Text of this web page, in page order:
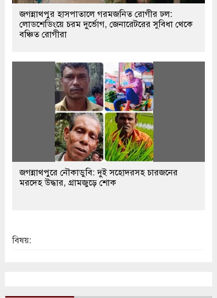
জগন্নাথপুর হাসপাতালে গরমজনিত রোগীর ঢল:
লোডশেডিংয়ে চরম দুর্ভোগ, জেনারেটরের সুবিধা থেকে
বঞ্চিত রোগীরা
জগন্নাথপুরে নৌকাডুবি: দুই সহোদরসহ চারজনের
মরদেহ উদ্ধার, গ্রামজুড়ে শোক
বিষয়: